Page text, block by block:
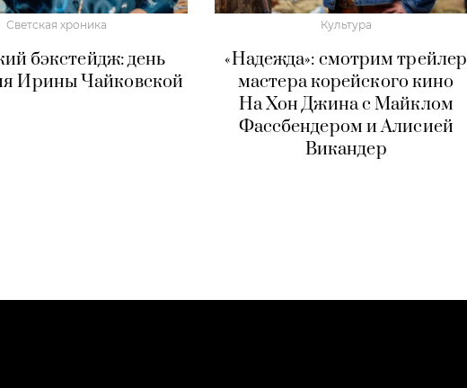
Светская хроника
бэкстейдж: день
Ирины Чайковской
Культура
«Надежда»: смотрим трейлер
мастера корейского кино
На Хон Джина с Майклом
Фассбендером и Алисией
Викандер